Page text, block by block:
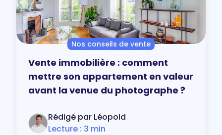
Nos conseils de vente
Vente immobilière : comment
mettre son appartement en valeur
avant la venue du photographe ?
Rédigé par Léopold
Lecture : 3 min